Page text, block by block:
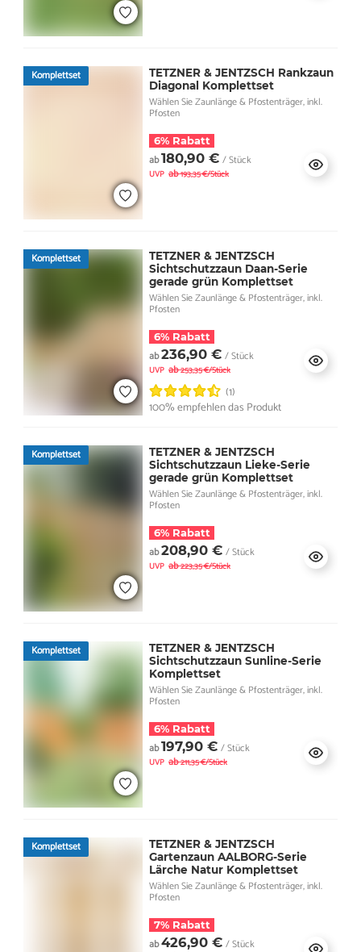
Komplettset
TETZNER & JENTZSCH Rankzaun
Diagonal Komplettset
Wählen Sie Zaunlänge & Pfostenträger, inkl.
Pfosten
6% Rabatt
ab180,90 € / Stück
UVP ab193,35 €/Stück
Komplettset
TETZNER & JENTZSCH
Sichtschutzzaun Daan-Serie
gerade grün Komplettset
Wählen Sie Zaunlänge & Pfostenträger, inkl.
Pfosten
6% Rabatt
ab236,90 € / Stück
UVP ab253,35 €/Stück
(1)
100% empfehlen das Produkt
Komplettset
TETZNER & JENTZSCH
Sichtschutzzaun Lieke-Serie
gerade grün Komplettset
Wählen Sie Zaunlänge & Pfostenträger, inkl.
Pfosten
6% Rabatt
ab208,90 € / Stück
UVP ab223,35 €/Stück
Komplettset
TETZNER & JENTZSCH
Sichtschutzzaun Sunline-Serie
Komplettset
Wählen Sie Zaunlänge & Pfostenträger, inkl.
Pfosten
6% Rabatt
ab197,90 € / Stück
UVP ab211,35 €/Stück
Komplettset
TETZNER & JENTZSCH
Gartenzaun AALBORG-Serie
Lärche Natur Komplettset
Wählen Sie Zaunlänge & Pfostenträger, inkl.
Pfosten
7% Rabatt
ab426,90 € / Stück